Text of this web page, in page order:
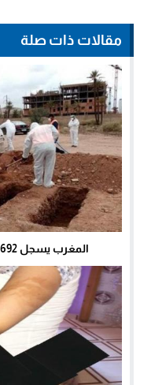
مقالات ذات صلة
المغرب يسجل 1692 إصابة كورونا و 38 حالة وفاة...